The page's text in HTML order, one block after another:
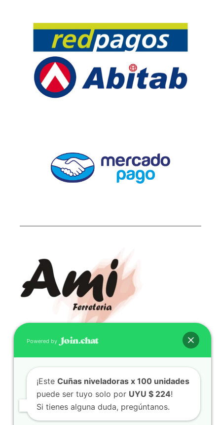
CONTACTO
(598) 099 466 212
correo@ferreami.com.uy
099 466 212
Facebook
Instagram
Powered by
¡Este Cuñas niveladoras x 100 unidades
puede ser tuyo solo por UYU $ 224!
Si tienes alguna duda, pregúntanos.